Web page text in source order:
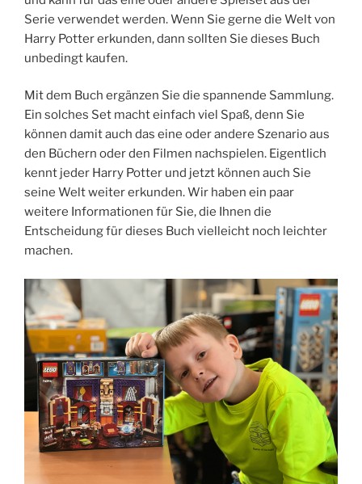
Serie verwendet werden. Wenn Sie gerne die Welt von
Harry Potter erkunden, dann sollten Sie dieses Buch
unbedingt kaufen.
Mit dem Buch ergänzen Sie die spannende Sammlung.
Ein solches Set macht einfach viel Spaß, denn Sie
können damit auch das eine oder andere Szenario aus
den Büchern oder den Filmen nachspielen. Eigentlich
kennt jeder Harry Potter und jetzt können auch Sie
seine Welt weiter erkunden. Wir haben ein paar
weitere Informationen für Sie, die Ihnen die
Entscheidung für dieses Buch vielleicht noch leichter
machen.